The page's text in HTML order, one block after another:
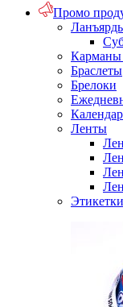
Промо
Карманы
Браслеты
Брелоки
Ленты